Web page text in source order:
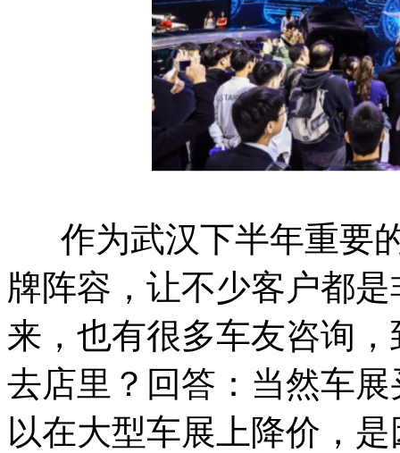
作为武汉下半年重要
牌阵容，让不少客户都
来，也有很多车友咨询
去店里？回答：当然车
以在大型车展上降价，